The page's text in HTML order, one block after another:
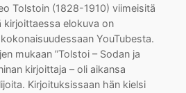
Tolstoin (1828-1910) viimeisitä
kirjoittaessa elokuva on
YouTubesta.
mukaan ”Tolstoi – Sodan ja
kirjoittaja – oli aikansa
Kirjoituksissaan hän kielsi